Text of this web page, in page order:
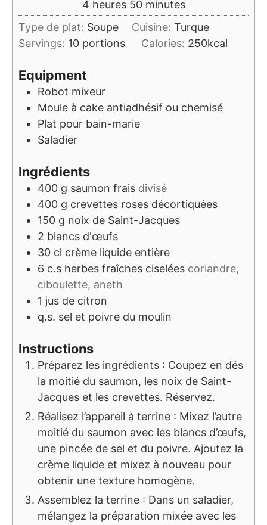
4heures
heures 50minutes
minutes
Type de plat: Soupe Cuisine: Turque
Servings: 10 portions Calories: 250kcal
Equipment
Robot mixeur
Moule à cake antiadhésif ou chemisé
Plat pour bain-marie
Saladier
Ingrédients
400 g saumon frais divisé
400 g crevettes roses décortiquées
150 g noix de Saint-Jacques
2 blancs d'œufs
30 cl crème liquide entière
6 c.s herbes fraîches ciselées coriandre,
ciboulette, aneth
1 jus de citron
q.s. sel et poivre du moulin
Instructions
Préparez les ingrédients : Coupez en dés
la moitié du saumon, les noix de Saint-
Jacques et les crevettes. Réservez.
Réalisez l’appareil à terrine : Mixez l’autre
moitié du saumon avec les blancs d’œufs,
une pincée de sel et du poivre. Ajoutez la
crème liquide et mixez à nouveau pour
obtenir une texture homogène.
Assemblez la terrine : Dans un saladier,
mélangez la préparation mixée avec les